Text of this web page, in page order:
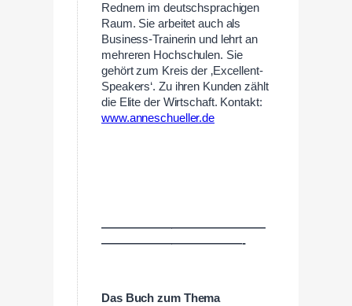
Rednern im deutschsprachigen
Raum. Sie arbeitet auch als
Business-Trainerin und lehrt an
mehreren Hochschulen. Sie
gehört zum Kreis der ‚Excellent-
Speakers‘. Zu ihren Kunden zählt
die Elite der Wirtschaft. Kontakt:
www.anneschueller.de
——————————————
————————————-
Das Buch zum Thema